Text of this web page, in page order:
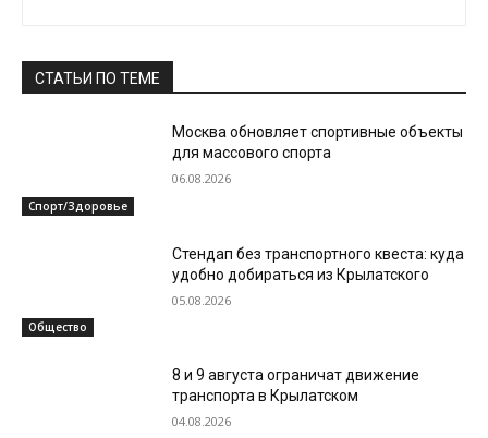
СТАТЬИ ПО ТЕМЕ
Спорт/Здоровье
Москва обновляет спортивные объекты
для массового спорта
06.08.2026
Общество
Стендап без транспортного квеста: куда
удобно добираться из Крылатского
05.08.2026
8 и 9 августа ограничат движение
транспорта в Крылатском
04.08.2026